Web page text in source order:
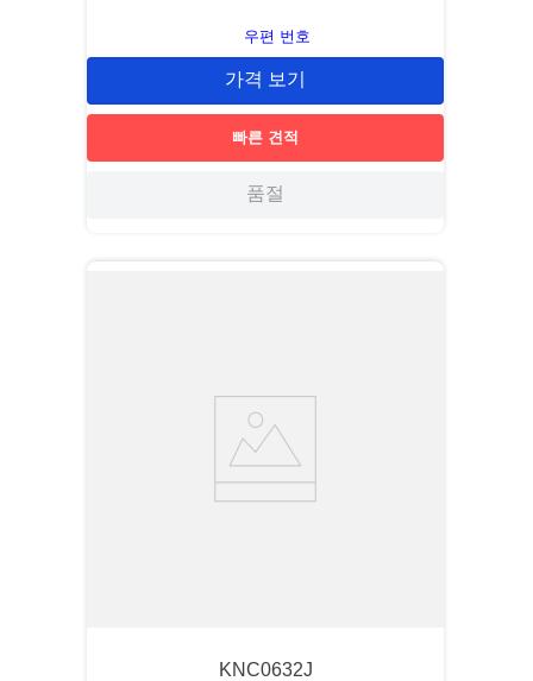
우편 번호
가격 보기
빠른 견적
품절
KNC0632J